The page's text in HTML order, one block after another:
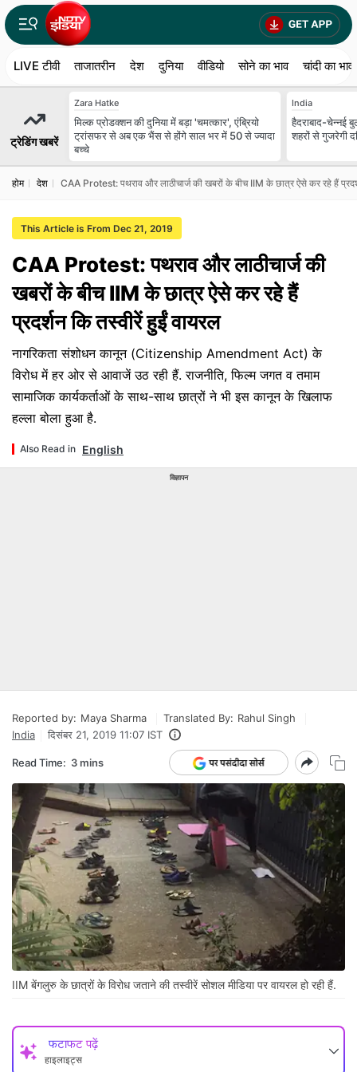
LIVE टीवी ताजातरीन देश दुनिया वीडियो सोने का भाव चांदी का भाव
ट्रेडिंग खबरें
Zara Hatke
मिल्क प्रोडक्शन की दुनिया में बड़ा 'चमत्कार', एंब्रियो
ट्रांसफर से अब एक भैंस से होंगे साल भर में 50 से ज्यादा
बच्चे
India
हैदराबाद-चेन्नई
शहरों से गुजरेगी
होम देश CAA Protest: पथराव और लाठीचार्ज की खबरों के बीच IIM के छात्र ऐसे कर रहे हैं
This Article is From Dec 21, 2019
CAA Protest: पथराव और लाठीचार्ज की
खबरों के बीच IIM के छात्र ऐसे कर रहे हैं
प्रदर्शन कि तस्वीरें हुईं वायरल
नागरिकता संशोधन कानून (Citizenship Amendment Act) के
विरोध में हर ओर से आवाजें उठ रही हैं. राजनीति, फिल्म जगत व तमाम
सामाजिक कार्यकर्ताओं के साथ-साथ छात्रों ने भी इस कानून के खिलाफ
हल्ला बोला हुआ है.
Also Read in English
विज्ञापन
Reported by: Maya Sharma Translated By: Rahul Singh
India
दिसंबर 21, 2019 11:07 IST
Read Time: 3 mins
IIM बेंगलुरु के छात्रों के विरोध जताने की तस्वीरें सोशल मीडिया पर वायरल हो रही हैं.
फटाफट पढ़ें
हाइलाइट्स